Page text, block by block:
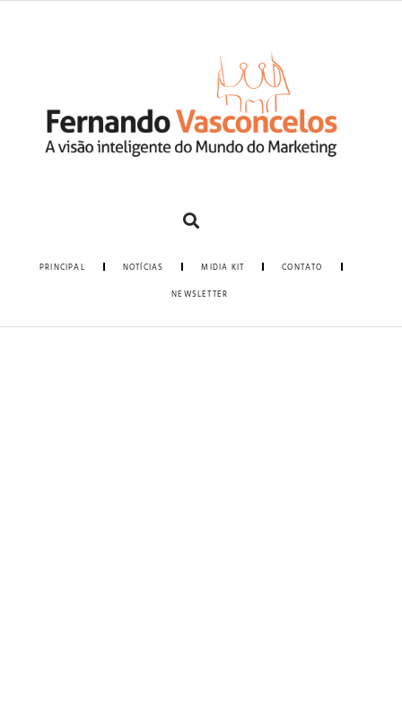
PRINCIPAL NOTÍCIAS MIDIA KIT CONTATO
NEWSLETTER